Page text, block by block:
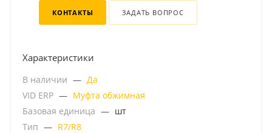
КОНТАКТЫ ЗАДАТЬ ВОПРОС
Характеристики
В наличии — Да
VID ERP — Муфта обжимная
Базовая единица — шт
Тип — R7/R8